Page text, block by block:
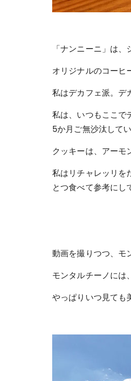
「ナンニーニ」は
オリジナルのコーヒ
私はデカフェ派。デ
私は、いつもここで
5か月ご無沙汰して
クッキーは、アーモ
私はリチャレッリを
とつ食べて参考に
動画を撮りつつ、モ
モンタルチーノには
やっぱりいつ見ても